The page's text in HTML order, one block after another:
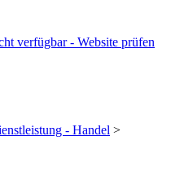
verfügbar - Website prüfen
- Handel >